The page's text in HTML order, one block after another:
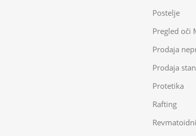
Postelje
Pregled oči
Prodaja
Prodaja
Protetika
Rafting